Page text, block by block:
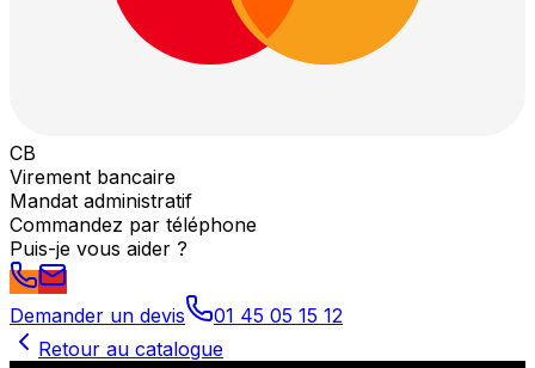
CB
Virement bancaire
Mandat administratif
Commandez par téléphone
Puis-je vous aider ?
Demander un devis
01 45 05 15 12
Retour au catalogue